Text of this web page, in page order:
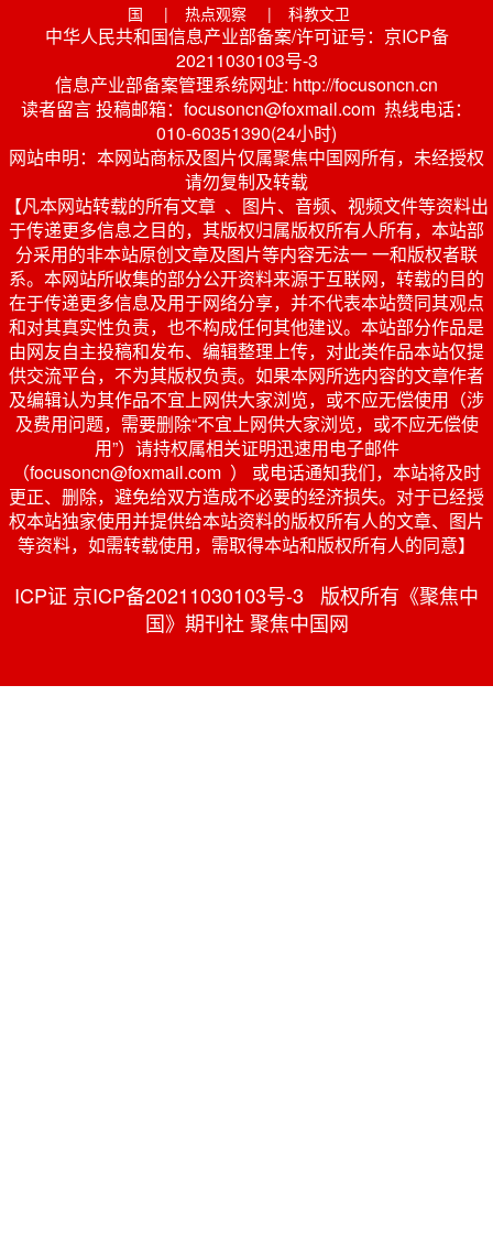
国
| 热点观察 | 科教文卫
中华人民共和国信息产业部备案/许可证号：京ICP备
20211030103号-3
信息产业部备案管理系统网址: http://focusoncn.cn
读者留言 投稿邮箱：focusoncn@foxmail.com 热线电话：
010-60351390(24小时)
网站申明：本网站商标及图片仅属聚焦中国网所有，未经授权
请勿复制及转载
【凡本网站转载的所有文章 、图片、音频、视频文件等资料出
于传递更多信息之目的，其版权归属版权所有人所有，本站部
分采用的非本站原创文章及图片等内容无法一 一和版权者联
系。本网站所收集的部分公开资料来源于互联网，转载的目的
在于传递更多信息及用于网络分享，并不代表本站赞同其观点
和对其真实性负责，也不构成任何其他建议。本站部分作品是
由网友自主投稿和发布、编辑整理上传，对此类作品本站仅提
供交流平台，不为其版权负责。如果本网所选内容的文章作者
及编辑认为其作品不宜上网供大家浏览，或不应无偿使用（涉
及费用问题，需要删除“不宜上网供大家浏览，或不应无偿使
用”）请持权属相关证明迅速用电子邮件
（focusoncn@foxmail.com ） 或电话通知我们，本站将及时
更正、删除，避免给双方造成不必要的经济损失。对于已经授
权本站独家使用并提供给本站资料的版权所有人的文章、图片
等资料，如需转载使用，需取得本站和版权所有人的同意】
ICP证 京ICP备20211030103号-3 版权所有《聚焦中
国》期刊社 聚焦中国网